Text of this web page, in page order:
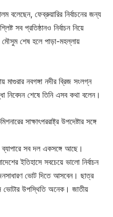
বলেছেন, ফেব্রুয়ারির নির্বাচনের জন্য
সব প্রতিষ্ঠানও নির্বাচন নিয়ে
শেষ হলে পাড়া-মহল্লায়
নবগঙ্গা নদীর ব্রিজ সংলগ্ন
নিবেদন শেষে তিনি এসব কথা বলেন।
সাক্ষাৎপররাষ্ট্র উপদেষ্টার সঙ্গে
ব্যাপারে সব দল একসঙ্গে আছে।
ইতিহাসে সবচেয়ে ভালো নির্বাচন
ভোট দিতে আসবেন। ছাত্র
ভোটার উপস্থিতি অনেক। জাতীয়